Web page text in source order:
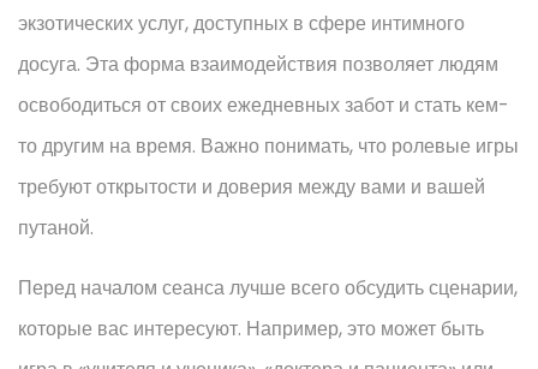
экзотических услуг, доступных в сфере интимного
досуга. Эта форма взаимодействия позволяет людям
освободиться от своих ежедневных забот и стать кем-
то другим на время. Важно понимать, что ролевые игры
требуют открытости и доверия между вами и вашей
путаной.
Перед началом сеанса лучше всего обсудить сценарии,
которые вас интересуют. Например, это может быть